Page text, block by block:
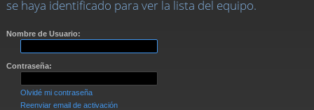
rá
s
se haya identificado para ver la lista del equipo.
Nombre de Usuario:
Contraseña:
Olvidé mi contraseña
Reenviar email de activación